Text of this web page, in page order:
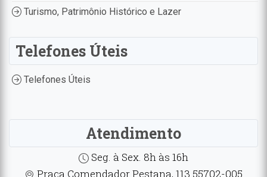
Turismo, Patrimônio Histórico e Lazer
Telefones Úteis
Telefones Úteis
Atendimento
Seg. à Sex. 8h às 16h
Praça Comendador Pestana, 113 55702-005